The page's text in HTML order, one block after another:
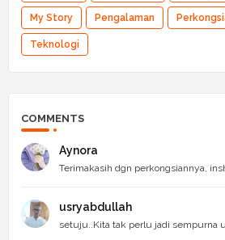
My Story Pengalaman
Teknologi
COMMENTS
Aynora
Terimakasih dgn perkongsiannya,
usryabdullah
setuju..Kita tak perlu jadi sempurna